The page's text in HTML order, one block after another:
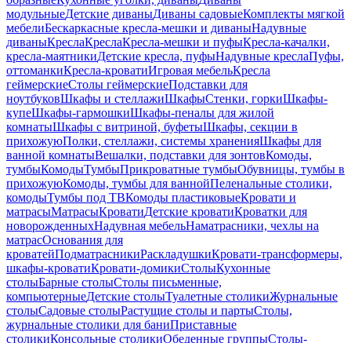
модульныеДетские диваныДиваны садовыеКомплекты мягкой
мебелиБескаркасные кресла-мешки и диваныНадувные
диваныКреслаКреслаКресла-мешки и пуфыКресла-качалки,
кресла-маятникиДетские кресла, пуфыНадувные креслаПуфы,
оттоманкиКресла-кроватиИгровая мебельКресла
геймерскиеСтолы геймерскиеПодставки для
ноутбуковШкафы и стеллажиШкафыСтенки, горкиШкафы-
купеШкафы-гармошкиШкафы-пеналы для жилой
комнатыШкафы с витриной, буфетыШкафы, секции в
прихожуюПолки, стеллажи, системы храненияШкафы для
ванной комнатыВешалки, подставки для зонтовКомоды,
тумбыКомодыТумбыПрикроватные тумбыОбувницы, тумбы в
прихожуюКомоды, тумбы для ваннойПеленальные столики,
комодыТумбы под ТВКомоды пластиковыеКровати и
матрасыМатрасыКроватиДетские кроватиКроватки для
новорожденныхНадувная мебельНаматрасники, чехлы на
матрасОснования для
кроватейПодматрасникиРаскладушкиКровати-трансформеры,
шкафы-кроватиКровати-домикиСтолыКухонные
столыБарные столыСтолы письменные,
компьютерныеДетские столыТуалетные столикиЖурнальные
столыСадовые столыРастущие столы и партыСтолы,
журнальные столики для баниПриставные
столикиКонсольные столикиОбеденные группыСтолы-